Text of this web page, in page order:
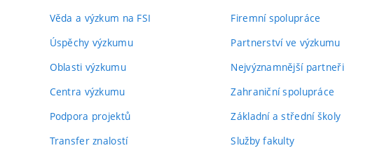
Věda a výzkum na FSI
Úspěchy výzkumu
Oblasti výzkumu
Centra výzkumu
Podpora projektů
Transfer znalostí
Firemní spolupráce
Partnerství ve výzkumu
Nejvýznamnější partneři
Zahraniční spolupráce
Základní a střední školy
Služby fakulty